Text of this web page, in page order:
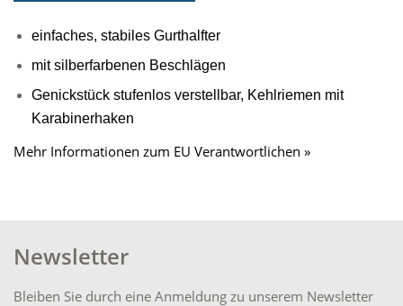
einfaches, stabiles Gurthalfter
mit silberfarbenen Beschlägen
Genickstück stufenlos verstellbar, Kehlriemen mit
Karabinerhaken
Mehr Informationen zum EU Verantwortlichen »
Newsletter
Bleiben Sie durch eine Anmeldung zu unserem Newsletter